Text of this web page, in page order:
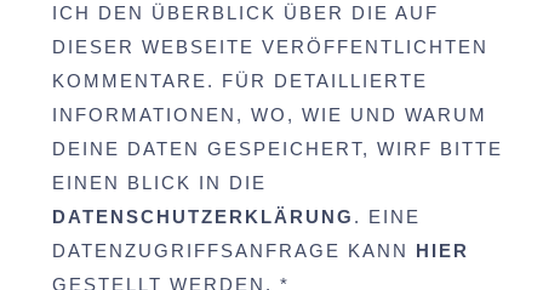
ICH DEN ÜBERBLICK ÜBER DIE AUF
DIESER WEBSEITE VERÖFFENTLICHTEN
KOMMENTARE. FÜR DETAILLIERTE
INFORMATIONEN, WO, WIE UND WARUM
DEINE DATEN GESPEICHERT, WIRF BITTE
EINEN BLICK IN DIE
DATENSCHUTZERKLÄRUNG . EINE
DATENZUGRIFFSANFRAGE KANN HIER
GESTELLT WERDEN. *